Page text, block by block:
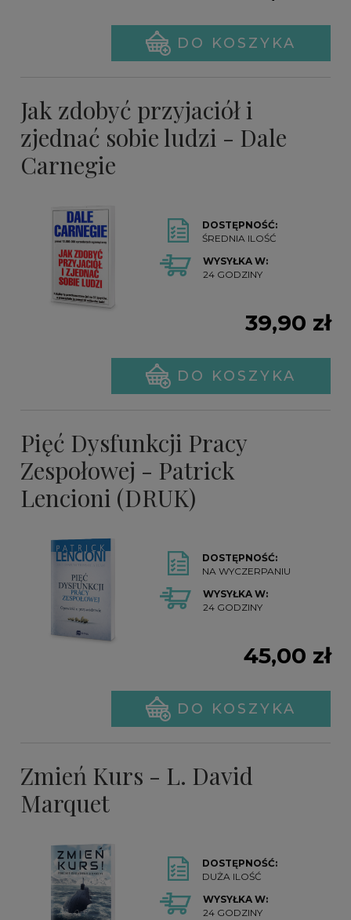
DO KOSZYKA
Jak zdobyć przyjaciół i
zjednać sobie ludzi - Dale
Carnegie
DOSTĘPNOŚĆ:
ŚREDNIA ILOŚĆ
WYSYŁKA W:
24 GODZINY
39,90 zł
DO KOSZYKA
Pięć Dysfunkcji Pracy
Zespołowej - Patrick
Lencioni (DRUK)
DOSTĘPNOŚĆ:
NA WYCZERPANIU
WYSYŁKA W:
24 GODZINY
45,00 zł
DO KOSZYKA
Zmień Kurs - L. David
Marquet
DOSTĘPNOŚĆ:
DUŻA ILOŚĆ
WYSYŁKA W:
24 GODZINY